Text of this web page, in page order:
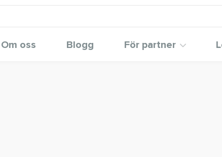
Om oss Blogg För partner